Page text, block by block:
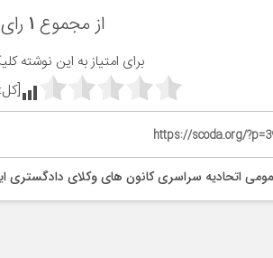
از مجموع ۱ رای
برای امتیاز به این نوشته
[کل:
https://scoda.org/
اتحادیه سراسری کانون های وکلای دادگستری